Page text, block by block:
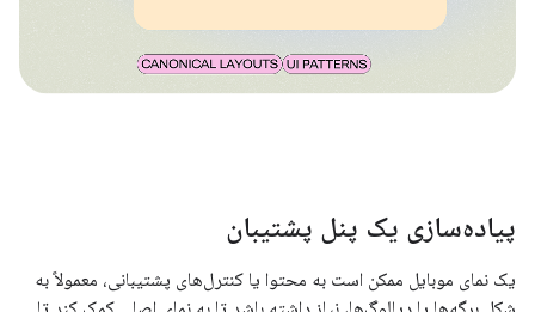
پیاده‌سازی یک پنل پشتیبان
یک نمای موبایل ممکن است به محتوا یا کنترل‌های پشتیبانی، معمولاً به